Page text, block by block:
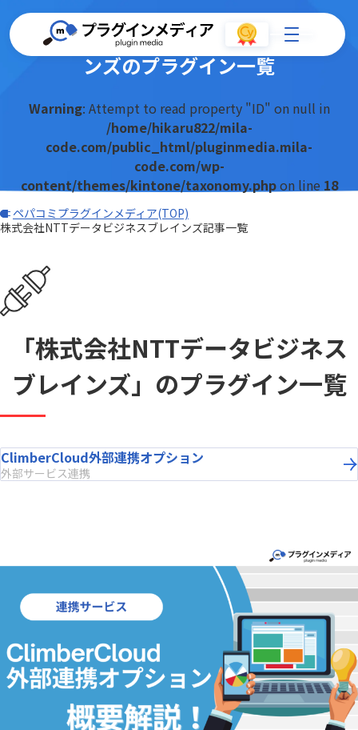
株式会社NTTデータビジネスブレイ
ンズのプラグイン一覧
Warning: Attempt to read property "ID" on null in
/home/hikaru822/mila-
code.com/public_html/pluginmedia.mila-
code.com/wp-
content/themes/kintone/taxonomy.phpon line 18
ペパコミプラグインメディア(TOP)
株式会社NTTデータビジネスブレインズ記事一覧
「株式会社NTTデータビジネス
ブレインズ」 のプラグイン一覧
ClimberCloud外部連携オプション
外部サービス連携